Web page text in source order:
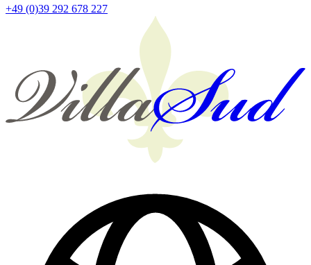
+49 (0)39 292 678 227